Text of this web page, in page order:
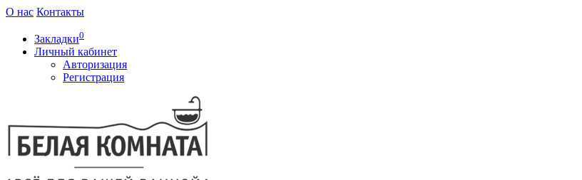
О нас Контакты
Закладки0
Личный кабинет
Авторизация
Регистрация